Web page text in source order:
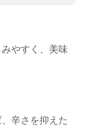
やすく、美味
辛さを抑えた